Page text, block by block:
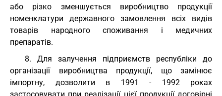
або різко зменшується виробництво продукції
номенклатури державного замовлення всіх видів
товарів народного споживання і медичних
препаратів.
8. Для залучення підприємств республіки до
організації виробництва продукції, що замінює
імпортну, дозволити в 1991 - 1992 роках